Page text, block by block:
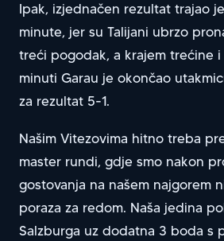
Ipak, izjednačen rezultat trajao
minute, jer su Talijani ubrzo
treći pogodak, a krajem trećine i
minuti Garau je okončao
za rezultat 5-1.
Našim Vitezovima hitno treba
master rundi, gdje smo nakon
gostovanja na našem najgorem
poraza za redom. Naša jedina
Salzburga uz dodatna 3 boda s